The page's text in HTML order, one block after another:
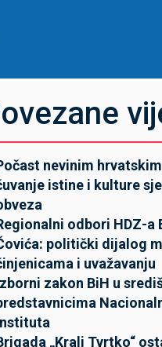
nevinim
istine i kulture
odbori HDZ-a
politički dijalog
i uvažavanju
zakon BiH u
„Kralj Tvrtko“